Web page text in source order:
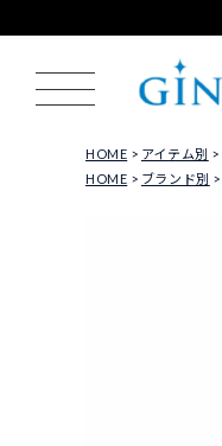
HOME アイテム別
HOME
ブランド別